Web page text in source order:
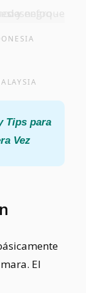
Tips para
Vez
El